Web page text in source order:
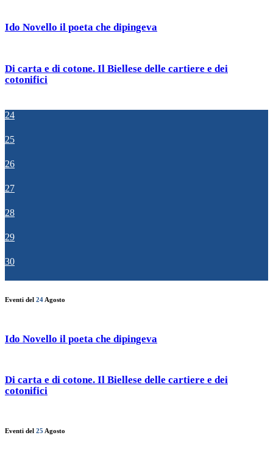
Ido Novello il poeta che dipingeva
Di carta e di cotone. Il Biellese delle cartiere e dei
cotonifici
24
25
26
27
28
29
30
Eventi del 24 Agosto
Ido Novello il poeta che dipingeva
Di carta e di cotone. Il Biellese delle cartiere e dei
cotonifici
Eventi del 25 Agosto